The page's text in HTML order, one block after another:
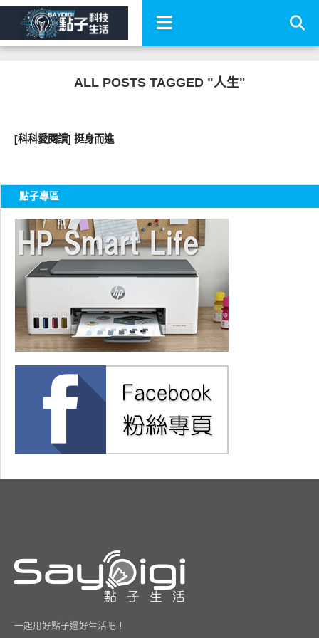
ALL POSTS TAGGED "人生"
[科科愛閱讀] 挺身而進
點子專區
一起用好點子過好生活吧！